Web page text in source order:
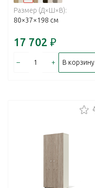
Размер (Д×Ш×В):
80×37×198 см
17 702 ₽
– + В корзину